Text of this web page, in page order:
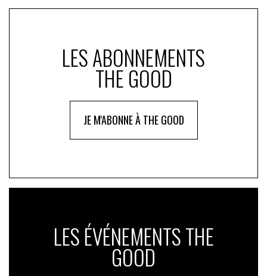
LES ABONNEMENTS
THE GOOD
JE M'ABONNE À THE GOOD
LES ÉVÉNEMENTS THE
GOOD